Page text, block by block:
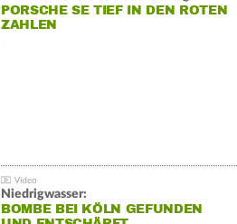
PORSCHE SE TIEF IN DEN ROTEN
ZAHLEN
Niedrigwasser:
BOMBE BEI KÖLN GEFUNDEN